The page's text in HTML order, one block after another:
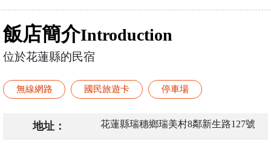
飯店簡介Introduction
位於花蓮縣的民宿
無線網路 國民旅遊卡 停車場
地址： 花蓮縣瑞穗鄉瑞美村8鄰新生路127號